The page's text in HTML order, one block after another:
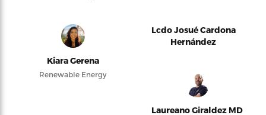
Kiara Gerena
Renewable Energy
Lcdo Josué Cardona
Hernández
Laureano Giraldez MD